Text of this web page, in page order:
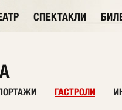
СПЕКТАКЛИ
ГАСТРОЛИ